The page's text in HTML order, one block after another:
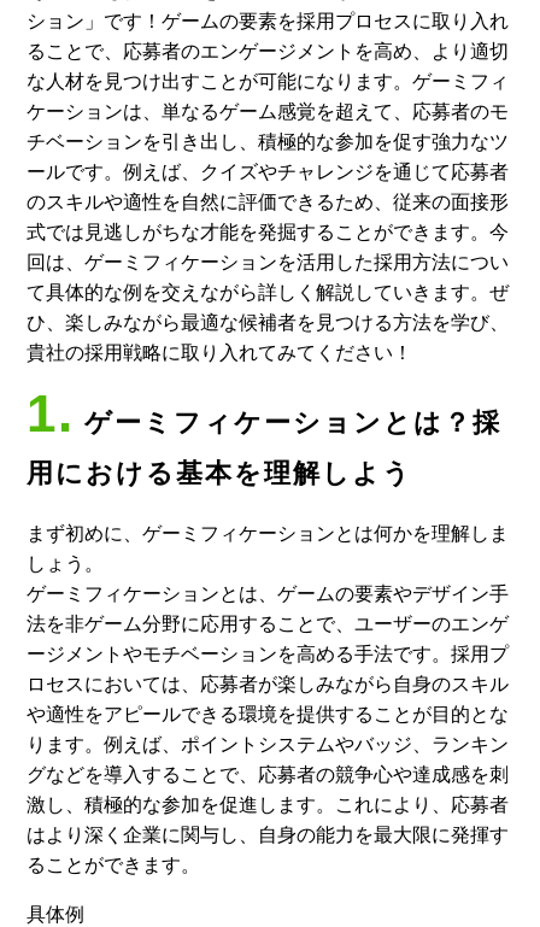
ション」です！ゲームの要素を採用プロセスに取り入れ
ることで、応募者のエンゲージメントを高め、より適切
な人材を見つけ出すことが可能になります。ゲーミフィ
ケーションは、単なるゲーム感覚を超えて、応募者のモ
チベーションを引き出し、積極的な参加を促す強力なツ
ールです。例えば、クイズやチャレンジを通じて応募者
のスキルや適性を自然に評価できるため、従来の面接形
式では見逃しがちな才能を発掘することができます。今
回は、ゲーミフィケーションを活用した採用方法につい
て具体的な例を交えながら詳しく解説していきます。ぜ
ひ、楽しみながら最適な候補者を見つける方法を学び、
貴社の採用戦略に取り入れてみてください！
1. ゲーミフィケーションとは？採
用における基本を理解しよう
まず初めに、ゲーミフィケーションとは何かを理解しま
しょう。
ゲーミフィケーションとは、ゲームの要素やデザイン手
法を非ゲーム分野に応用することで、ユーザーのエンゲ
ージメントやモチベーションを高める手法です。採用プ
ロセスにおいては、応募者が楽しみながら自身のスキル
や適性をアピールできる環境を提供することが目的とな
ります。例えば、ポイントシステムやバッジ、ランキン
グなどを導入することで、応募者の競争心や達成感を刺
激し、積極的な参加を促進します。これにより、応募者
はより深く企業に関与し、自身の能力を最大限に発揮す
ることができます。
具体例